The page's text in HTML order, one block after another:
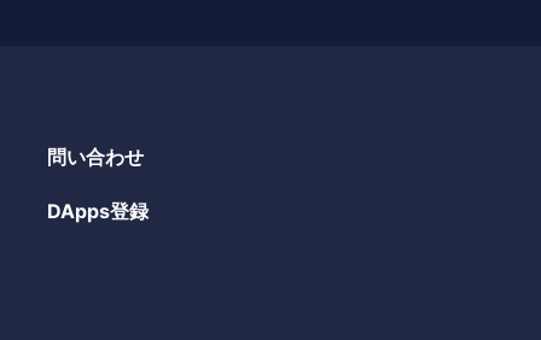
問い合わせ
DApps登録